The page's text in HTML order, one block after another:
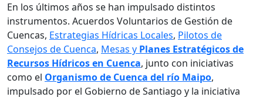
En los últimos años se han impulsado distintos
instrumentos. Acuerdos Voluntarios de Gestión de
Cuencas, Estrategias Hídricas Locales, Pilotos de
Consejos de Cuenca, Mesas y Planes Estratégicos de
Recursos Hídricos en Cuenca, junto con iniciativas
como el Organismo de Cuenca del río Maipo,
impulsado por el Gobierno de Santiago y la iniciativa